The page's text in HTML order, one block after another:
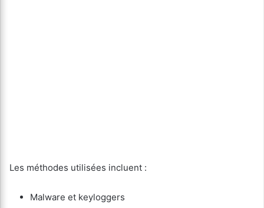
Les méthodes utilisées incluent :
Malware et keyloggers